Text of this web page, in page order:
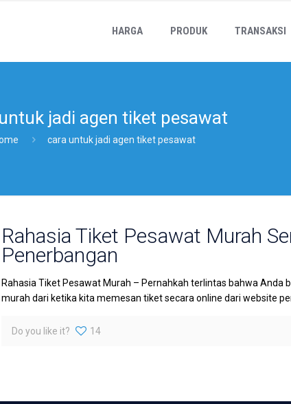
HARGA PRODUK TRANSAKSI
jadi agen tiket pesawat
cara untuk jadi agen tiket pesawat
Rahasia Tiket Pesawat Murah
Penerbangan
Rahasia Tiket Pesawat Murah – Pernahkah terlintas bahwa Anda
murah dari ketika kita memesan tiket secara online dari website
Do you like it? 14